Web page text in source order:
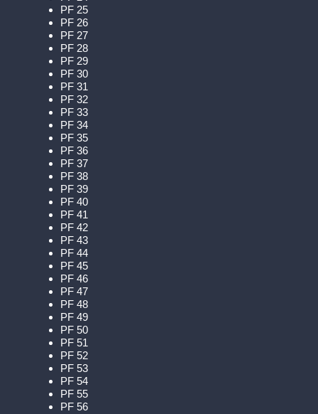
PF 25
PF 26
PF 27
PF 28
PF 29
PF 30
PF 31
PF 32
PF 33
PF 34
PF 35
PF 36
PF 37
PF 38
PF 39
PF 40
PF 41
PF 42
PF 43
PF 44
PF 45
PF 46
PF 47
PF 48
PF 49
PF 50
PF 51
PF 52
PF 53
PF 54
PF 55
PF 56